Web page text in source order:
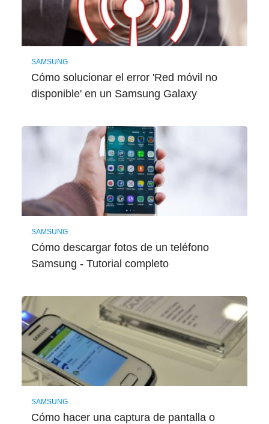
SAMSUNG
Cómo solucionar el error 'Red móvil no
disponible' en un Samsung Galaxy
SAMSUNG
Cómo descargar fotos de un teléfono
Samsung - Tutorial completo
SAMSUNG
Cómo hacer una captura de pantalla o